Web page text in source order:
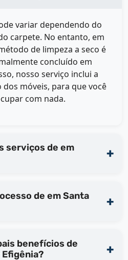
variar dependendo do
carpete. No entanto, em
de limpeza a seco é
concluído em
nosso serviço inclui a
móveis, para que você
com nada.
de em
de em Santa
benefícios de
Efigênia?